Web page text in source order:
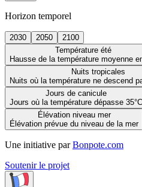
Horizon temporel
2030 2050
2100
Température été
Hausse de la température moyenne
Nuits tropicales
Nuits où la température ne descend
Jours de canicule
Jours où la température dépasse 35°C
Élévation niveau mer
Élévation prévue du niveau de la mer
Une initiative par Bonpote.com
Soutenir le projet